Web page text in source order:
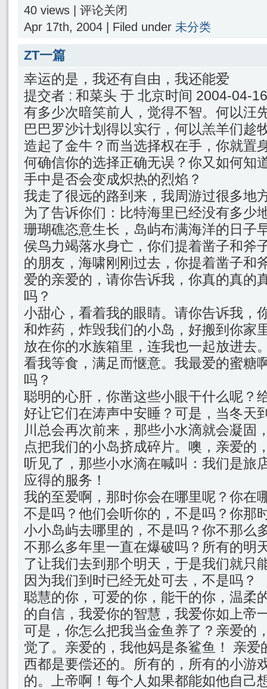
40 views | 评论关闭
Apr 17th, 2004 | Filed under 未分类
ZT一篇
幸运的是，我还有自由，我还能爱
提交者 : 和菜头 于 北京时间 2004-04-
有多少次暗笑前人，觉得不智。何以汪
巴巴罗沙计划得以实行，何以羔羊们趁
造起了金牛？而当选择权在手，你就置
何确信你的选择正确无误？你又如何知
手中是否会变成炽热的烈焰？
我走了很远的路到来，我周游过很多地
为了告诉你们：比特海里已经没有多少
珊瑚礁恣意生长，岛屿布满海洋的日子
侯鸟力竭落水身亡，你们提着凿子和斧
的朋友，海啸刚刚过去，你提着凿子和
爱的亲爱的，请你告诉我，你真的真的
吗？
小甜心，看着我的眼睛。请你告诉我，
和炸药，炸毁我们的小岛，好搬到你家
放在你的水族箱里，连我也一起放进去
看我等食，满足而惬意。我最爱的蜜糖
吗？
聪明的心肝，你凿这些小眼干什么呢？
好让它们在涛声中安睡？可是，当冬天
川总会再次前来，那些小水滴就会凝固
点把我们的小岛挤成碎片。噢，亲爱的
听见了，那些小水滴在喊叫：我们是旅
应得的服务！
我的至爱啊，那时你会在哪里呢？你在
不是吗？他们会听你的，不是吗？你那
小小岛屿去哪里的，不是吗？你不那么
不那么多年里一直在爆破吗？所有的明
了让我们去到那个明天，于是我们就只
因为我们到时已经无处可去，不是吗？
聪慧的你，可爱的你，能干的你，温柔
的自信，我爱你的智慧，我爱你如上帝
可是，你怎么把我当金鱼养了？亲爱的
觉了。亲爱的，我他妈是条鲨鱼！ 亲爱
西都是要偿还的。所有的，所有的小游
的。上帝啊！每个人如果都能如他自己